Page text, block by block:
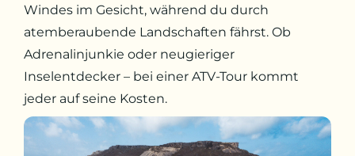
Windes im Gesicht, während du durch
atemberaubende Landschaften fährst. Ob
Adrenalinjunkie oder neugieriger
Inselentdecker – bei einer ATV-Tour kommt
jeder auf seine Kosten.